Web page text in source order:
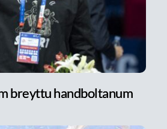
breyttu handboltanum